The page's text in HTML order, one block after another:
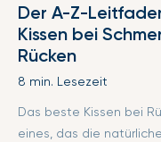
Der A-Z-
Kissen bei
Rücken
8 min. Lesezeit
Das beste Kissen bei
eines, das die